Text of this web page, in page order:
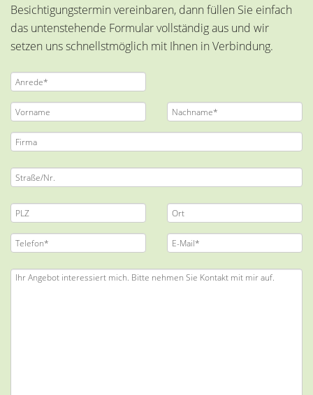
Besichtigungstermin vereinbaren, dann füllen Sie einfach
das untenstehende Formular vollständig aus und wir
setzen uns schnellstmöglich mit Ihnen in Verbindung.